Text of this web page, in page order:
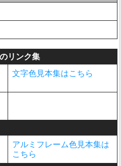
リンク集
文字色見本集はこちら
アルミフレーム色見本集は
こちら